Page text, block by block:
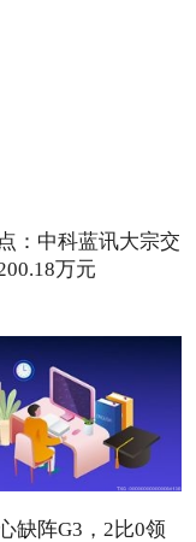
：中科蓝讯大宗交
万元
缺阵G3，2比0领